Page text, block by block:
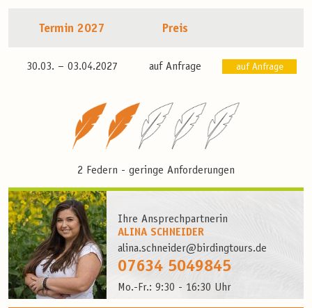
Termin 2027 Preis
30.03. – 03.04.2027 auf Anfrage auf Anfrage
2 Federn - geringe Anforderungen
Ihre Ansprechpartnerin
ALINA SCHNEIDER
alina.schneider@birdingtours.de
07634 5049845
Mo.-Fr.: 9:30 - 16:30 Uhr